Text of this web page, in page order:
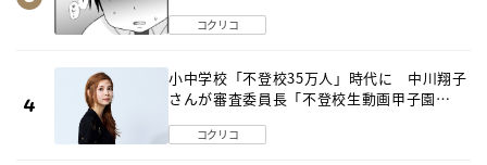
コクリコ
小中学校「不登校35万人」時代に 中川翔子
さんが審査委員長「不登校生動画甲子園
コクリコ